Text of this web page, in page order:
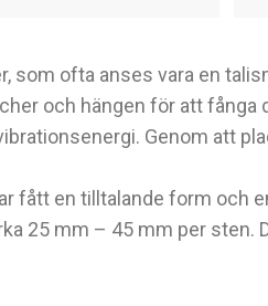
som ofta anses vara en
och hängen för att fånga
Genom att
fått en tilltalande form och
25 mm – 45 mm per